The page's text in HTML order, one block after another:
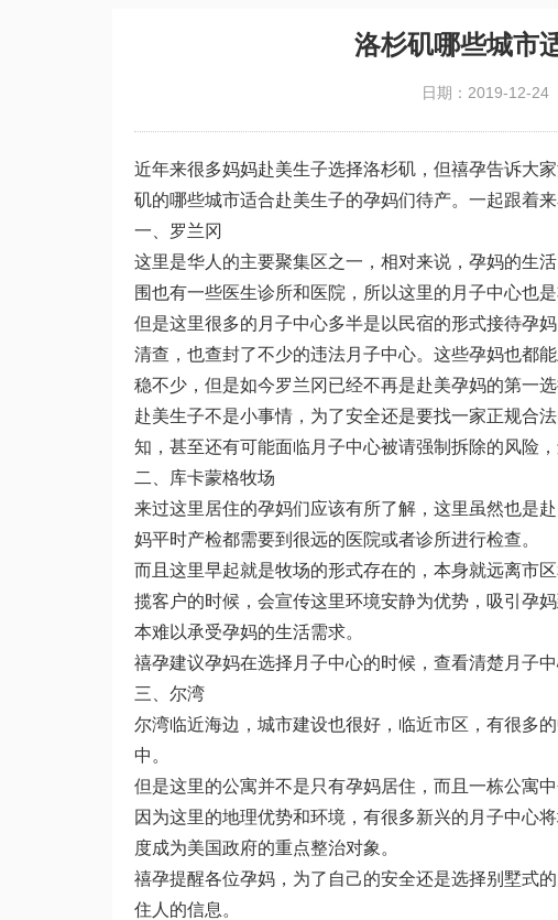
洛杉矶哪些城市
日期：2019-12-24
近年来很多妈妈赴美生子选择洛杉矶，但禧孕告诉大
矶的哪些城市适合赴美生子的孕妈们待产。一起跟着来
一、罗兰冈
这里是华人的主要聚集区之一，相对来说，孕妈的生
围也有一些医生诊所和医院，所以这里的月子中心也是
但是这里很多的月子中心多半是以民宿的形式接待孕
清查，也查封了不少的违法月子中心。这些孕妈也都
稳不少，但是如今罗兰冈已经不再是赴美孕妈的第一选
赴美生子不是小事情，为了安全还是要找一家正规合
知，甚至还有可能面临月子中心被请强制拆除的风险，
二、库卡蒙格牧场
来过这里居住的孕妈们应该有所了解，这里虽然也是
妈平时产检都需要到很远的医院或者诊所进行检查。
而且这里早起就是牧场的形式存在的，本身就远离市
揽客户的时候，会宣传这里环境安静为优势，吸引孕
本难以承受孕妈的生活需求。
禧孕建议孕妈在选择月子中心的时候，查看清楚月子
三、尔湾
尔湾临近海边，城市建设也很好，临近市区，有很多
中。
但是这里的公寓并不是只有孕妈居住，而且一栋公寓
因为这里的地理优势和环境，有很多新兴的月子中心
度成为美国政府的重点整治对象。
禧孕提醒各位孕妈，为了自己的安全还是选择别墅式
住人的信息。